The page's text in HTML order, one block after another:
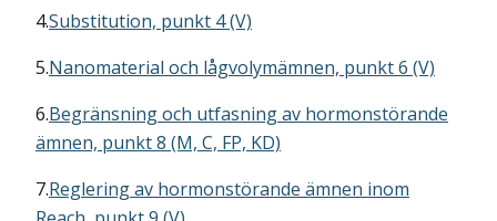
4.Substitution, punkt 4 (V)
5.Nanomaterial och lågvolymämnen, punkt 6 (V)
6.Begränsning och utfasning av hormonstörande
ämnen, punkt 8 (M, C, FP, KD)
7.Reglering av hormonstörande ämnen inom